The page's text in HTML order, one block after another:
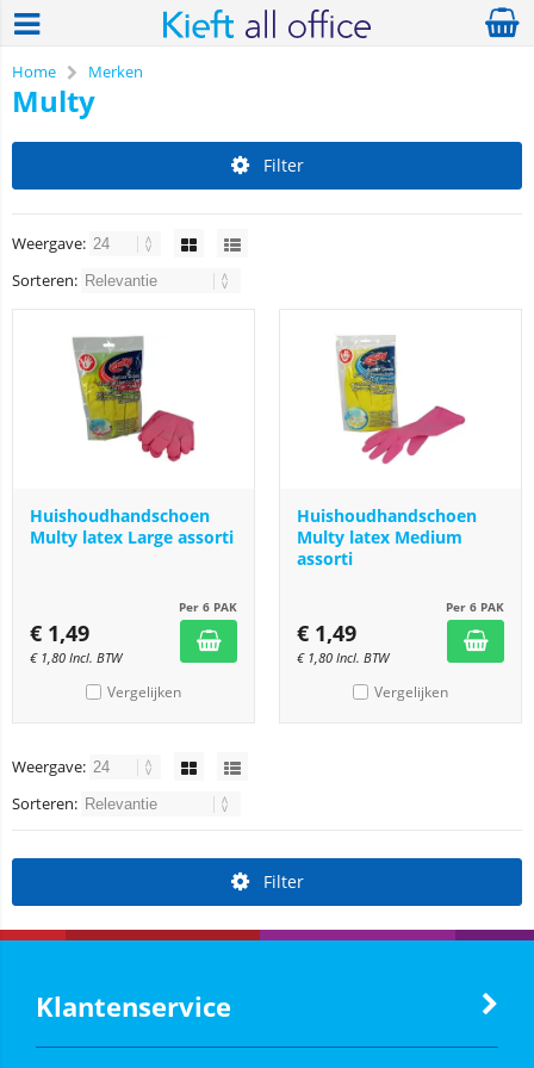
Home Merken
Multy
Filter
Weergave:
Sorteren:
Huishoudhandschoen
Multy latex Large assorti
Per 6 PAK
€ 1,49
€ 1,80 Incl. BTW
Vergelijken
Huishoudhandschoen
Multy latex Medium
assorti
Per 6 PAK
€ 1,49
€ 1,80 Incl. BTW
Vergelijken
Weergave:
Sorteren:
Filter
Klantenservice